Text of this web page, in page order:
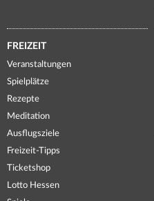
FREIZEIT
Veranstaltungen
Spielplätze
Rezepte
Meditation
Ausflugsziele
Freizeit-Tipps
Ticketshop
Lotto Hessen